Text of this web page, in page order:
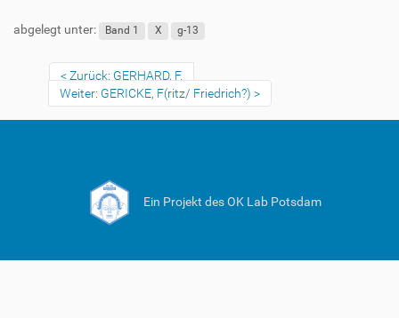
abgelegt unter: Band 1 X g-13
Zurück: GERHARD, F.
Weiter: GERICKE, F(ritz/ Friedrich?)
Ein Projekt des OK Lab Potsdam